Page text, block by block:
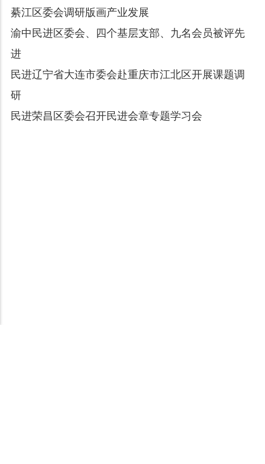
綦江区委会调研版画产业发展
渝中民进区委会、四个基层支部、九名会员被评先
进
民进辽宁省大连市委会赴重庆市江北区开展课题调
研
民进荣昌区委会召开民进会章专题学习会